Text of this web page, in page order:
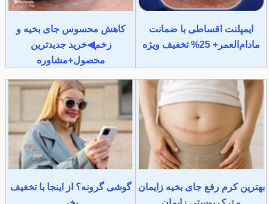
ایمپلنت اقساطی با ضمانت
مادام‌العمر+ 25% تخفیف ویژه
کاهش محسوس جای بخیه و
زخم◀خرید جدیدترین
محصول+مشاوره
بهترین کرم رفع جای بخیه زایمان
گوشی گرونه؟ از اینجا با تخغیف